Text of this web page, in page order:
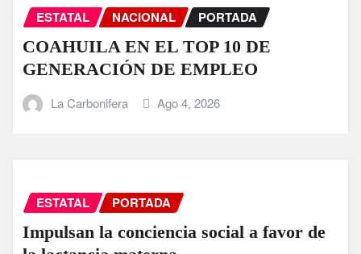
ESTATAL NACIONAL PORTADA
COAHUILA EN EL TOP 10 DE
GENERACIÓN DE EMPLEO
La Carbonifera Ago 4, 2026
ESTATAL PORTADA
Impulsan la conciencia social a favor de